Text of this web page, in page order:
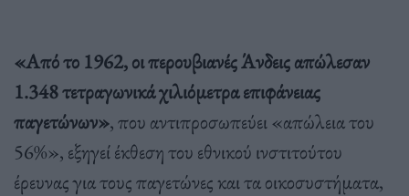
«Από το 1962, οι περουβιανές Άνδεις απώλεσαν
1.348 τετραγωνικά χιλιόμετρα επιφάνειας
παγετώνων», που αντιπροσωπεύει «απώλεια του
56%», εξηγεί έκθεση του εθνικού ινστιτούτου
έρευνας για τους παγετώνες και τα οικοσυστήματα,